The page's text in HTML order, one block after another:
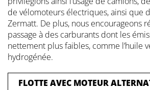
de vélomoteurs électriques, ainsi que
Zermatt. De plus, nous encourageons
passage à des carburants dont les
nettement plus faibles, comme l’huile
hydrogénée.
FLOTTE AVEC MOTEUR